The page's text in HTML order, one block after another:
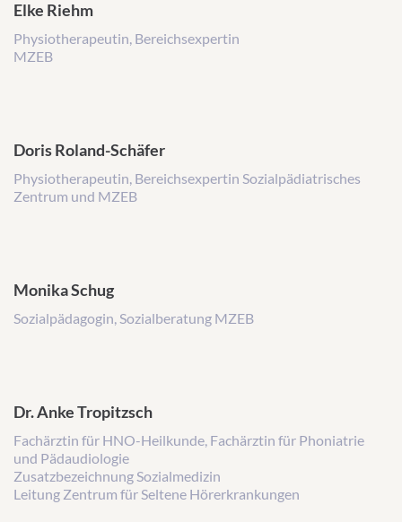
Elke Riehm
Physiotherapeutin, Bereichsexpertin
MZEB
Doris Roland-Schäfer
Physiotherapeutin, Bereichsexpertin Sozialpädiatrisches
Zentrum und MZEB
Monika Schug
Sozialpädagogin, Sozialberatung MZEB
Dr. Anke Tropitzsch
Fachärztin für HNO-Heilkunde, Fachärztin für Phoniatrie
und Pädaudiologie
Zusatzbezeichnung Sozialmedizin
Leitung Zentrum für Seltene Hörerkrankungen